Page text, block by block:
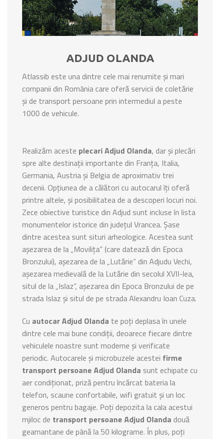
ADJUD OLANDA
Atlassib este una dintre cele mai renumite și mari
companii din România care oferă servicii de coletărie
și de transport persoane prin intermediul a peste
1000 de vehicule.
Realizăm aceste plecari Adjud Olanda, dar și plecări
spre alte destinații importante din Franța, Italia,
Germania, Austria și Belgia de aproximativ trei
decenii. Opțiunea de a călători cu autocarul îți oferă
printre altele, și posibilitatea de a descoperi locuri noi.
Zece obiective turistice din Adjud sunt incluse în lista
monumentelor istorice din județul Vrancea. Șase
dintre acestea sunt situri arheologice. Acestea sunt
așezarea de la „Movilița” (care datează din Epoca
Bronzului), așezarea de la „Lutărie” din Adjudu Vechi,
așezarea medievală de la Lutărie din secolul XVII-lea,
situl de la „Islaz”, așezarea din Epoca Bronzului de pe
strada Islaz și situl de pe strada Alexandru Ioan Cuza.
Cu autocar Adjud Olanda te poți deplasa în unele
dintre cele mai bune condiții, deoarece fiecare dintre
vehiculele noastre sunt moderne și verificate
periodic. Autocarele și microbuzele acestei firme
transport persoane Adjud Olanda sunt echipate cu
aer condiționat, priză pentru încărcat bateria la
telefon, scaune confortabile, wifi gratuit și un loc
generos pentru bagaje. Poți depozita la cala acestui
mjiloc de transport persoane Adjud Olanda două
geamantane de până la 50 kilograme. În plus, poți